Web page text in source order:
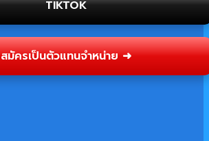
สมัครเป็นตัวแทนจำหน่าย ➜